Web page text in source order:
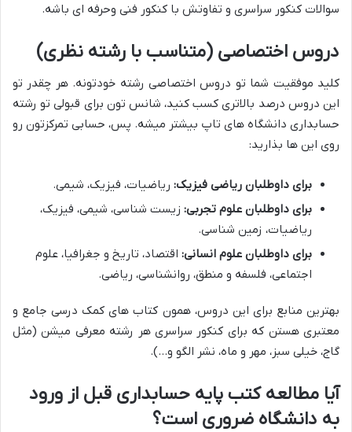
سوالات کنکور سراسری و تفاوتش با کنکور فنی وحرفه ای باشه.
دروس اختصاصی (متناسب با رشته نظری)
کلید موفقیت شما تو دروس اختصاصی رشته خودتونه. هر چقدر تو
این دروس درصد بالاتری کسب کنید، شانس تون برای قبولی تو رشته
حسابداری دانشگاه های تاپ بیشتر میشه. پس، حسابی تمرکزتون رو
روی این ها بذارید:
برای داوطلبان ریاضی فیزیک: ریاضیات، فیزیک، شیمی.
برای داوطلبان علوم تجربی: زیست شناسی، شیمی، فیزیک،
ریاضیات، زمین شناسی.
برای داوطلبان علوم انسانی: اقتصاد، تاریخ و جغرافیا، علوم
اجتماعی، فلسفه و منطق، روانشناسی، ریاضی.
بهترین منابع برای این دروس، همون کتاب های کمک درسی جامع و
معتبری هستن که برای کنکور سراسری هر رشته معرفی میشن (مثل
گاج، خیلی سبز، مهر و ماه، نشر الگو و…).
آیا مطالعه کتب پایه حسابداری قبل از ورود
به دانشگاه ضروری است؟